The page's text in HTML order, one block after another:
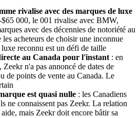
rivalise avec des marques de luxe
$65 000, le 001 rivalise avec BMW,
avec des décennies de notoriété au
acheteurs de choisir une inconnue
reconnu est un défi de taille
au Canada pour l'instant : en
n'a pas annoncé de dates de
de points de vente au Canada. Le
est quasi nulle : les Canadiens
ne connaissent pas Zeekr. La relation
mais Zeekr doit encore bâtir sa